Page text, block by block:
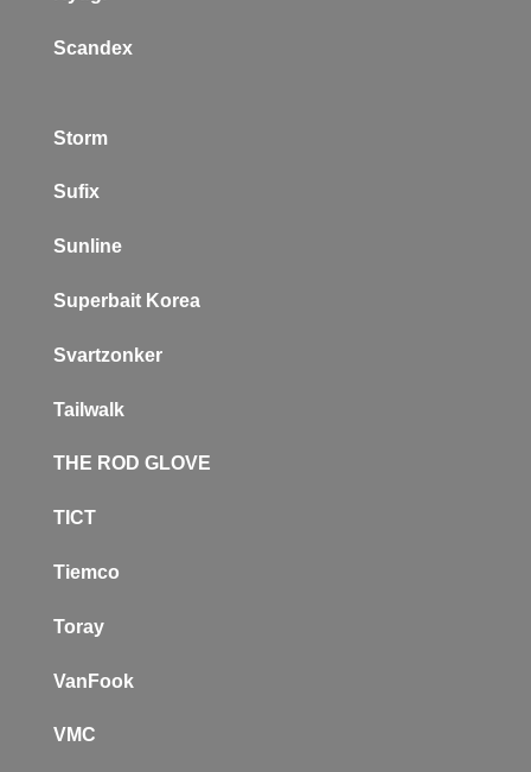
Scandex
Storm
Sufix
Sunline
Superbait Korea
Svartzonker
Tailwalk
THE ROD GLOVE
TICT
Tiemco
Toray
VanFook
VMC